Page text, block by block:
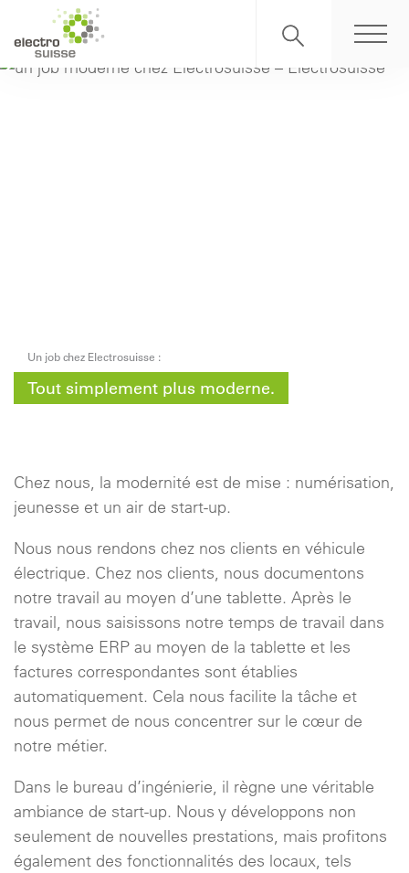
Un job chez Electrosuisse :
Tout simplement plus moderne.
Chez nous, la modernité est de mise : numérisation,
jeunesse et un air de start-up.
Nous nous rendons chez nos clients en véhicule
électrique. Chez nos clients, nous documentons
notre travail au moyen d’une tablette. Après le
travail, nous saisissons notre temps de travail dans
le système ERP au moyen de la tablette et les
factures correspondantes sont établies
automatiquement. Cela nous facilite la tâche et
nous permet de nous concentrer sur le cœur de
notre métier.
Dans le bureau d’ingénierie, il règne une véritable
ambiance de start-up. Nous y développons non
seulement de nouvelles prestations, mais profitons
également des fonctionnalités des locaux, tels